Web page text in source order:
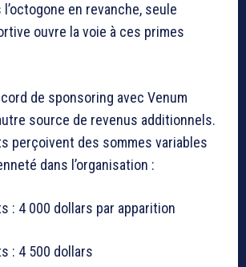
en revanche, seule
ouvre la voie à ces primes
de sponsoring avec Venum
source de revenus additionnels.
perçoivent des sommes variables
dans l’organisation :
: 4 000 dollars par apparition
: 4 500 dollars